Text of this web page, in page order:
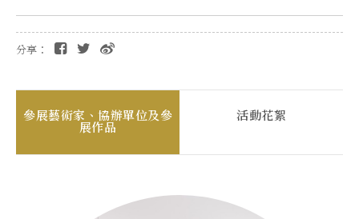
分享：
參展藝術家、協辦單位及參
展作品
活動花絮